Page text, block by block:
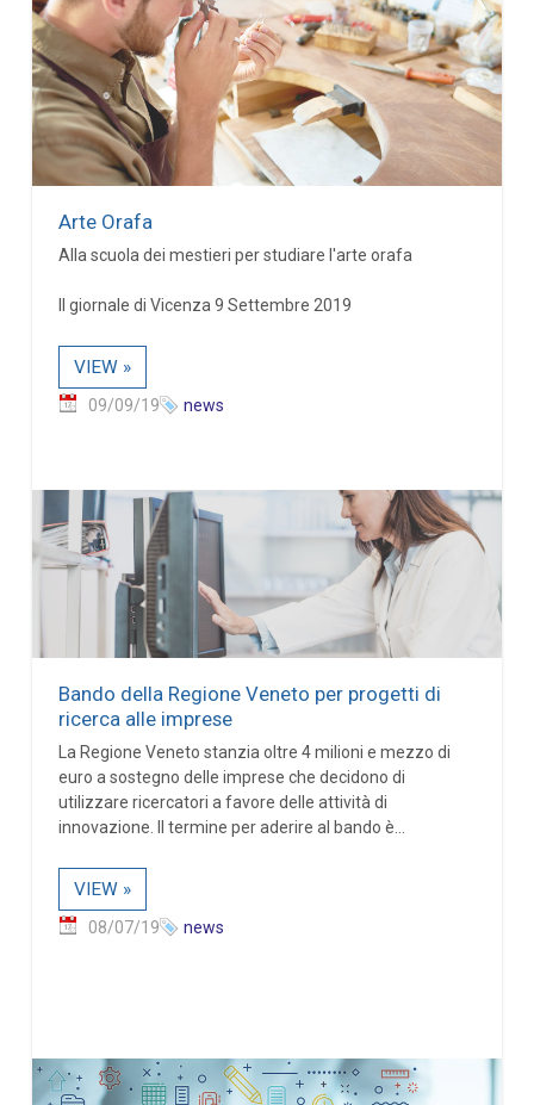
Arte Orafa
Alla scuola dei mestieri per studiare l'arte orafa
Il giornale di Vicenza 9 Settembre 2019
VIEW »
09/09/19 news
Bando della Regione Veneto per progetti di
ricerca alle imprese
La Regione Veneto stanzia oltre 4 milioni e mezzo di
euro a sostegno delle imprese che decidono di
utilizzare ricercatori a favore delle attività di
innovazione. Il termine per aderire al bando è...
VIEW »
08/07/19 news